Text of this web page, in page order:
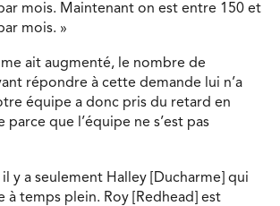
mois. Maintenant on est entre 150 et
mois. »
ait augmenté, le nombre de
répondre à cette demande lui n’a
équipe a donc pris du retard en
que l’équipe ne s’est pas
y a seulement Halley [Ducharme] qui
à temps plein. Roy [Redhead] est